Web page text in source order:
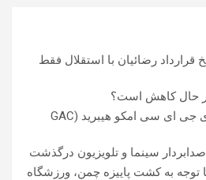
رضائیان با استقلال فقط
حال کاهش است؟
بررسی کراس‌اوور هیبریدی جی ای سی امکو هیبرید (GAC
سینما و تلویزیون درگذشت
توجه به کشت پاییزه چمن، ورزشگاه